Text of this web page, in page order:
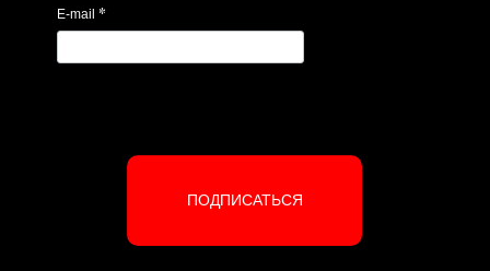
E-mail *
ПОДПИСАТЬСЯ